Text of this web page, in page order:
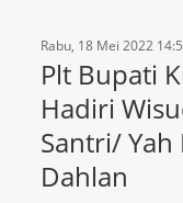
Rabu, 18 Mei 2022
Plt Bupati
Hadiri
Santri/ Yah
Dahlan